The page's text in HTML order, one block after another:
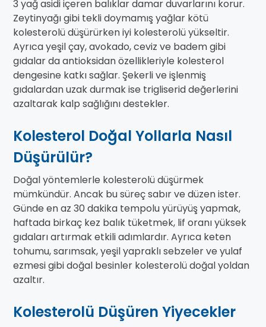
3 yağ asidi içeren balıklar damar duvarlarını korur.
Zeytinyağı gibi tekli doymamış yağlar kötü
kolesterolü düşürürken iyi kolesterolü yükseltir.
Ayrıca yeşil çay, avokado, ceviz ve badem gibi
gıdalar da antioksidan özellikleriyle kolesterol
dengesine katkı sağlar. Şekerli ve işlenmiş
gıdalardan uzak durmak ise trigliserid değerlerini
azaltarak kalp sağlığını destekler.
Kolesterol Doğal Yollarla Nasıl
Düşürülür?
Doğal yöntemlerle kolesterolü düşürmek
mümkündür. Ancak bu süreç sabır ve düzen ister.
Günde en az 30 dakika tempolu yürüyüş yapmak,
haftada birkaç kez balık tüketmek, lif oranı yüksek
gıdaları artırmak etkili adımlardır. Ayrıca keten
tohumu, sarımsak, yeşil yapraklı sebzeler ve yulaf
ezmesi gibi doğal besinler kolesterolü doğal yoldan
azaltır.
Kolesterolü Düşüren Yiyecekler